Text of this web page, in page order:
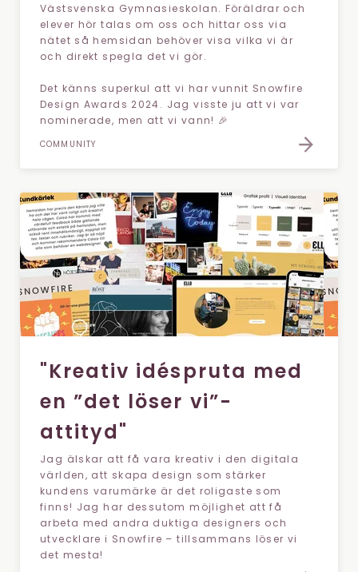
Västsvenska Gymnasieskolan. Föräldrar och
elever hör talas om oss och hittar oss via
nätet så hemsidan behöver visa vilka vi är
och direkt spegla det vi gör.
Det känns superkul att vi har vunnit Snowfire
Design Awards 2024. Jag visste ju att vi var
nominerade, men att vi vann! 🎉
COMMUNITY
"Kreativ idéspruta med
en ”det löser vi”-
attityd"
Jag älskar att få vara kreativ i den digitala
världen, att skapa design som stärker
kundens varumärke är det roligaste som
finns! Jag har dessutom möjlighet att få
arbeta med andra duktiga designers och
utvecklare i Snowfire – tillsammans löser vi
det mesta!